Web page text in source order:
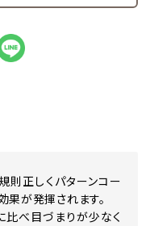
則正しくパターンコー
果が発揮されます。
比べ目づまりが少なく